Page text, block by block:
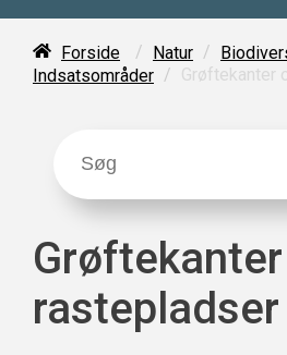
Forside / Natur /
Indsatsområder / Grøftekanter
rastepladser